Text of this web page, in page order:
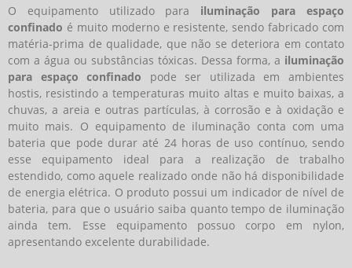
O equipamento utilizado para iluminação para espaço
confinado é muito moderno e resistente, sendo fabricado com
matéria-prima de qualidade, que não se deteriora em contato
com a água ou substâncias tóxicas. Dessa forma, a iluminação
para espaço confinado pode ser utilizada em ambientes
hostis, resistindo a temperaturas muito altas e muito baixas, a
chuvas, a areia e outras partículas, à corrosão e à oxidação e
muito mais. O equipamento de iluminação conta com uma
bateria que pode durar até 24 horas de uso contínuo, sendo
esse equipamento ideal para a realização de trabalho
estendido, como aquele realizado onde não há disponibilidade
de energia elétrica. O produto possui um indicador de nível de
bateria, para que o usuário saiba quanto tempo de iluminação
ainda tem. Esse equipamento possuo corpo em nylon,
apresentando excelente durabilidade.